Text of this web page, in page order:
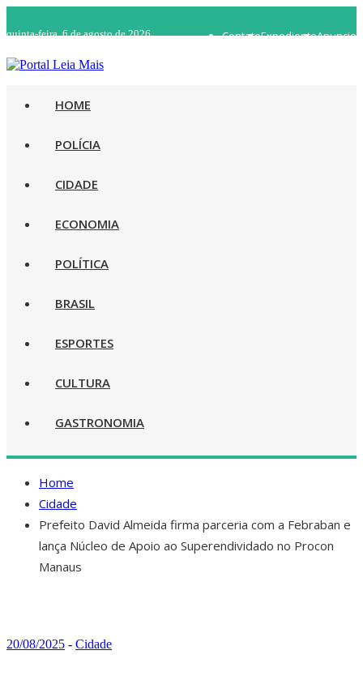
quinta-feira, 6 de agosto de 2026 Anuncie
Expediente
Contato
HOME
POLÍCIA
CIDADE
ECONOMIA
POLÍTICA
BRASIL
ESPORTES
CULTURA
GASTRONOMIA
Home
Cidade
Prefeito David Almeida firma parceria com a Febraban e
lança Núcleo de Apoio ao Superendividado no Procon
Manaus
20/08/2025 - Cidade